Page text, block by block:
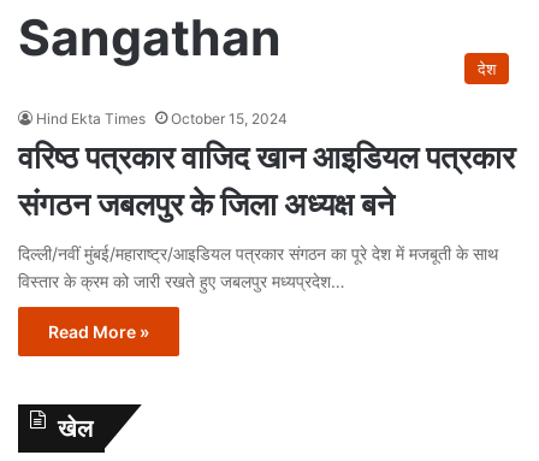
Sangathan
देश
Hind Ekta Times October 15, 2024
वरिष्ठ पत्रकार वाजिद खान आइडियल पत्रकार
संगठन जबलपुर के जिला अध्यक्ष बने
दिल्ली/नवीं मुंबई/महाराष्ट्र/आइडियल पत्रकार संगठन का पूरे देश में मजबूती के साथ
विस्तार के क्रम को जारी रखते हुए जबलपुर मध्यप्रदेश…
Read More »
खेल